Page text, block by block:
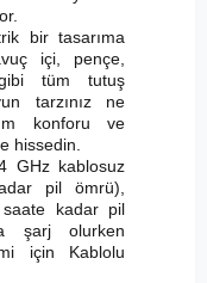
bir tasarıma
içi, pençe,
tüm tutuş
tarzınız ne
konforu ve
hissedin.
GHz kablosuz
pil ömrü),
kadar pil
şarj olurken
için Kablolu